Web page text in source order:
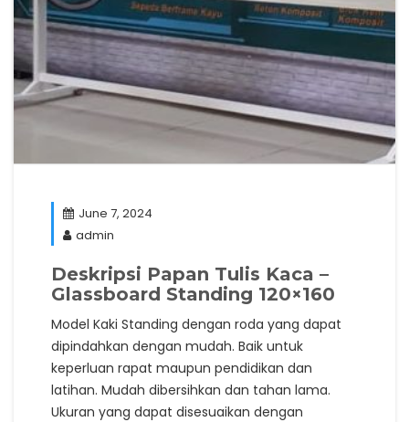
June 7, 2024
admin
Deskripsi Papan Tulis Kaca –
Glassboard Standing 120×160
Model Kaki Standing dengan roda yang dapat
dipindahkan dengan mudah. Baik untuk
keperluan rapat maupun pendidikan dan
latihan. Mudah dibersihkan dan tahan lama.
Ukuran yang dapat disesuaikan dengan